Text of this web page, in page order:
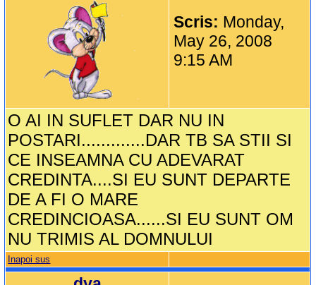
Scris: Monday,
May 26, 2008
9:15 AM
O AI IN SUFLET DAR NU IN
POSTARI.............DAR TB SA STII SI
CE INSEAMNA CU ADEVARAT
CREDINTA....SI EU SUNT DEPARTE
DE A FI O MARE
CREDINCIOASA......SI EU SUNT OM
NU TRIMIS AL DOMNULUI
Inapoi sus